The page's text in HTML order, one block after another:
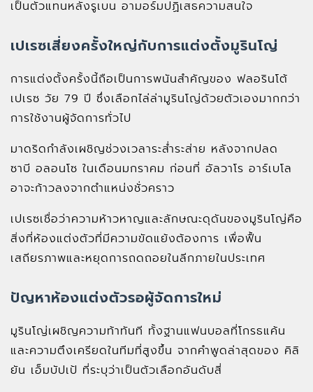
เป็นตัวแทนหลังรูเบน อามอร์มปฏิเสธความสนใจ
เปเรซเสี่ยงครั้งใหญ่กับการแต่งตั้งมูรินโญ่
การแต่งตั้งครั้งนี้ถือเป็นการพนันสำคัญของ ฟลอรินโต้
เปเรซ วัย 79 ปี ซึ่งเลือกไล่ล่ามูรินโญ่ด้วยตัวเองมากกว่า
การใช้งานผู้จัดการทั่วไป
มาดริดกำลังเผชิญช่วงเวลาระส่ำระส่าย หลังจากปลด
ซาบี อลอนโซ ในเดือนมกราคม ก่อนที่ อัลวาโร อาร์เบโล
อาจะก้าวลงจากตำแหน่งชั่วคราว
เปเรซเชื่อว่าความห้าวหาญและลักษณะดุดันของมูรินโญ่คือ
สิ่งที่ห้องแต่งตัวที่มีความขัดแย้งต้องการ เพื่อฟื้น
เสถียรภาพและหยุดการถดถอยในลีกภายในประเทศ
ปัญหาห้องแต่งตัวรอผู้จัดการใหม่
มูรินโญ่เผชิญความท้าทันที ทั้งฐานแฟนบอลที่โกรธแค้น
และความตึงเครียดในทีมที่สูงขึ้น จากคำพูดล่าสุดของ คิลิ
ยัน เอ็มบัปเป้ ที่ระบุว่าเป็นตัวเลือกอันดับสี่